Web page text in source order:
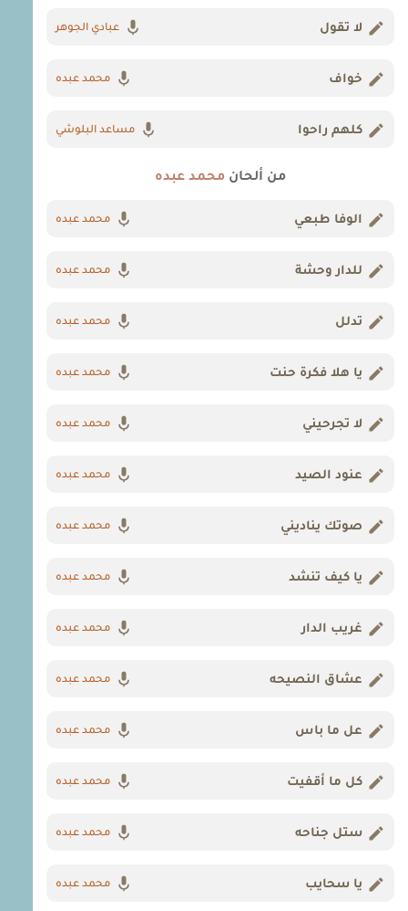
لا تقول عبادي الجوهر
خواف محمد عبده
كلهم راحوا مساعد البلوشي
من ألحان محمد عبده
الوفا طبعي محمد عبده
للدار وحشة محمد عبده
تدلل محمد عبده
يا هلا فكرة حنت محمد عبده
لا تجرحيني محمد عبده
عنود الصيد محمد عبده
صوتك يناديني محمد عبده
يا كيف تنشد محمد عبده
غريب الدار محمد عبده
عشاق النصيحه محمد عبده
عل ما باس محمد عبده
كل ما أقفيت محمد عبده
ستل جناحه محمد عبده
يا سحايب محمد عبده